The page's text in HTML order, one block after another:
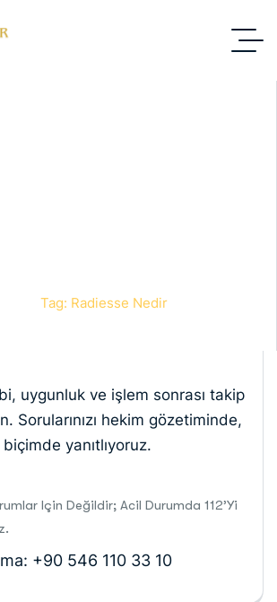
Tag: Radiesse Nedir
uygunluk ve işlem sonrası takip
Sorularınızı hekim gözetiminde,
yanıtlıyoruz.
Için Değildir; Acil Durumda 112’yi
+90 546 110 33 10